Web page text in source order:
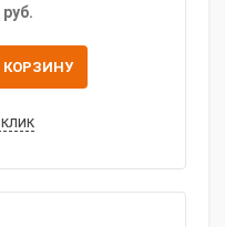
руб.
КОРЗИНУ